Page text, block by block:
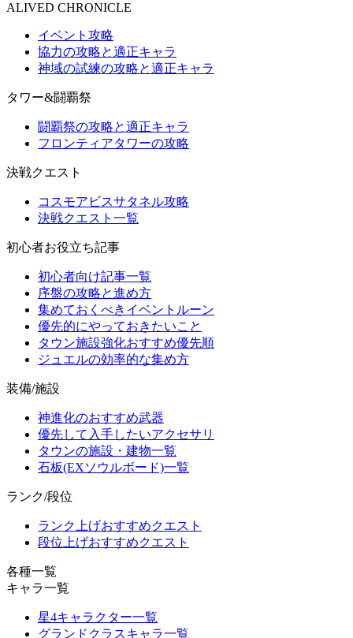
ALIVED CHRONICLE
イベント攻略
協力の攻略と適正キャラ
神域の試練の攻略と適正キャラ
タワー&闘覇祭
闘覇祭の攻略と適正キャラ
フロンティアタワーの攻略
決戦クエスト
コスモアビスサタネル攻略
決戦クエスト一覧
初心者お役立ち記事
初心者向け記事一覧
序盤の攻略と進め方
集めておくべきイベントルーン
優先的にやっておきたいこと
タウン施設強化おすすめ優先順
ジュエルの効率的な集め方
装備/施設
神進化のおすすめ武器
優先して入手したいアクセサリ
タウンの施設・建物一覧
石板(EXソウルボード)一覧
ランク/段位
ランク上げおすすめクエスト
段位上げおすすめクエスト
各種一覧
キャラ一覧
星4キャラクター一覧
グランドクラスキャラ一覧